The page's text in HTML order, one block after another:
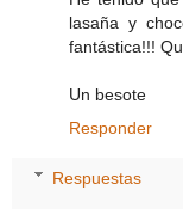
lasaña y
fantástica!!!
Un besote
Responder
Respuestas